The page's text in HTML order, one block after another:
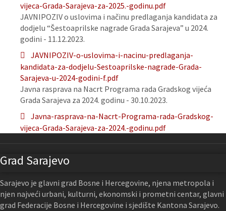
vijeca-Grada-Sarajeva-za-2025.-godinu.pdf
JAVNIPOZIV o uslovima i načinu predlaganja kandidata za
dodjelu “Šestoaprilske nagrade Grada Sarajeva” u 2024.
godini - 11.12.2023.
JAVNIPOZIV-o-uslovima-i-nacinu-predlaganja-
kandidata-za-dodjelu-Sestoaprilske-nagrade-Grada-
Sarajeva-u-2024-godini-f.pdf
Javna rasprava na Nacrt Programa rada Gradskog vijeća
Grada Sarajeva za 2024. godinu - 30.10.2023.
Javna-rasprava-na-Nacrt-Programa-rada-Gradskog-
vijeca-Grada-Sarajeva-za-2024.-godinu.pdf
Grad Sarajevo
Sarajevo je glavni grad Bosne i Hercegovine, njena metropola i
njen najveći urbani, kulturni, ekonomski i prometni centar, glavni
grad Federacije Bosne i Hercegovine i sjedište Kantona Sarajevo.